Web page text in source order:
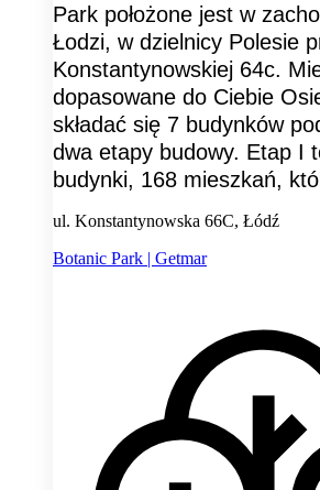
Park położone jest w
Łodzi, w dzielnicy Polesie
Konstantynowskiej 64c.
dopasowane do Ciebie
składać się 7 budynków
dwa etapy budowy. Etap I
budynki, 168 mieszkań,
ul. Konstantynowska 66C, Łódź
Botanic Park | Getmar